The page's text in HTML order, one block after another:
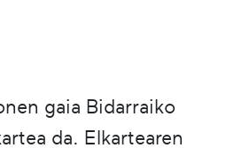
gaia Bidarraiko
da. Elkartearen